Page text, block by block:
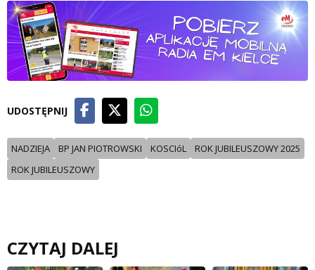
UDOSTĘPNIJ
NADZIEJA BP JAN PIOTROWSKI KOSCIóL
ROK JUBILEUSZOWY 2025
ROK JUBILEUSZOWY
CZYTAJ DALEJ